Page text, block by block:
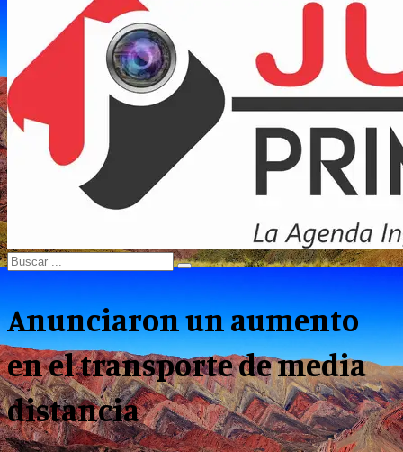
Search
for:
Search
Anunciaron un aumento
en el transporte de media
distancia